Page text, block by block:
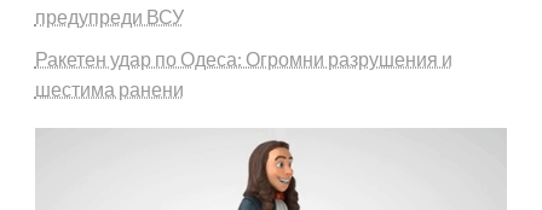
предупреди ВСУ
Ракетен удар по Одеса: Огромни разрушения и
шестима ранени